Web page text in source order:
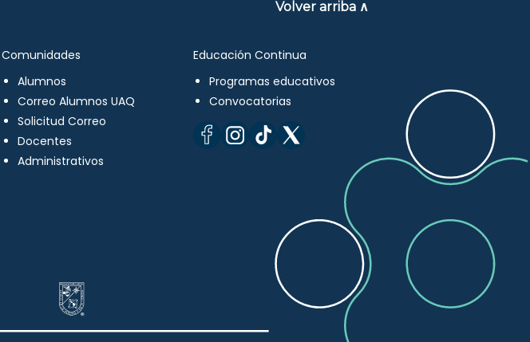
Volver arriba ∧
Comunidades
Alumnos
Correo Alumnos UAQ
Solicitud Correo
Docentes
Administrativos
Educación Continua
Programas educativos
Convocatorias